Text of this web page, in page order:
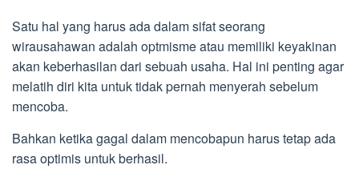
Satu hal yang harus ada dalam sifat seorang
wirausahawan adalah optmisme atau memiliki keyakinan
akan keberhasilan dari sebuah usaha. Hal ini penting agar
melatih diri kita untuk tidak pernah menyerah sebelum
mencoba.
Bahkan ketika gagal dalam mencobapun harus tetap ada
rasa optimis untuk berhasil.